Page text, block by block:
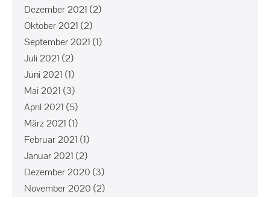
Dezember 2021 (2)
Oktober 2021 (2)
September 2021 (1)
Juli 2021 (2)
Juni 2021 (1)
Mai 2021 (3)
April 2021 (5)
März 2021 (1)
Februar 2021 (1)
Januar 2021 (2)
Dezember 2020 (3)
November 2020 (2)